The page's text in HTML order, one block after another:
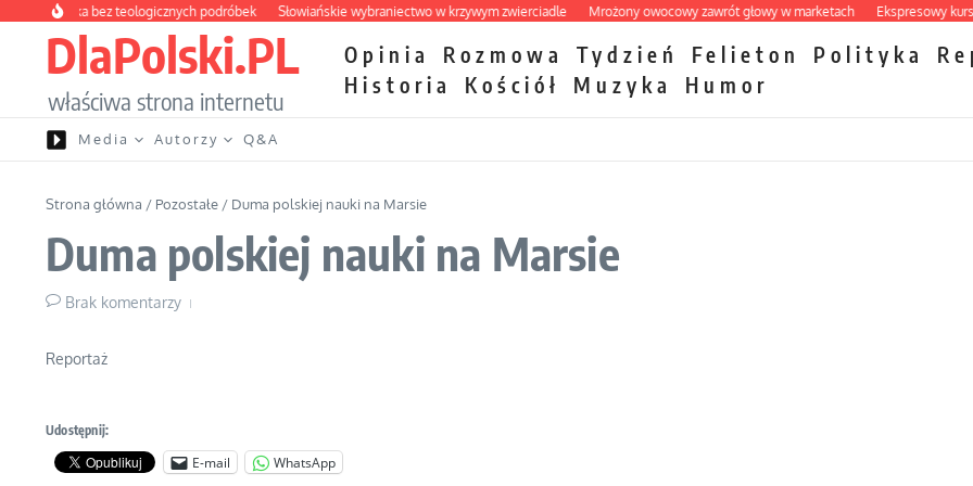
Przejdź do treści
apteczka bez teologicznych podróbek Słowiańskie wybraniectwo w krzywym zwierciadle Mrożony owocowy zawrót głowy w marketach Ekspresowy kurs
DlaPolski.PL
właściwa strona internetu
Opinia Rozmowa Tydzień Felieton Polityka
Historia
Kościół Muzyka Humor
Media Autorzy Q&A
Strona główna / Pozostałe / Duma polskiej nauki na Marsie
Duma polskiej nauki na Marsie
Brak komentarzy
Reportaż
Udostępnij:
E-mail WhatsApp